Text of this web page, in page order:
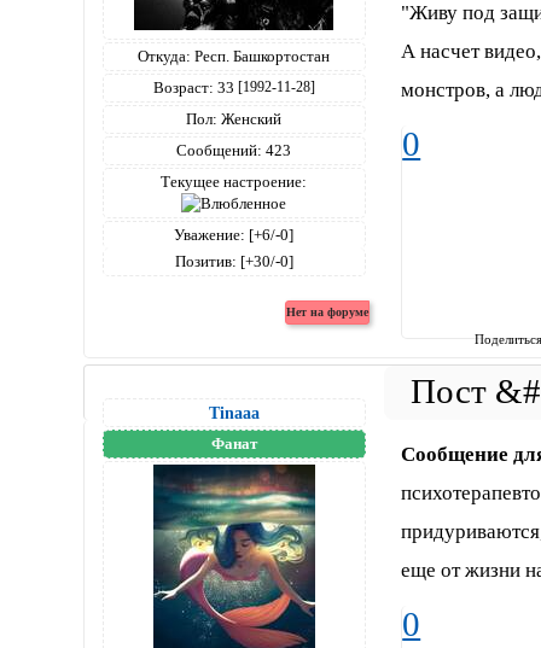
Откуда: Респ. Башкортостан
Возраст: 33 [1992-11-28]
Пол: Женский
Сообщений: 423
Текущее настроение:
Уважение: [+6/-0]
Позитив: [+30/-0]
"Живу под
А насчет
монстров, а
0
Tinaaa
Фанат
Сообщение
еще от жизни
0